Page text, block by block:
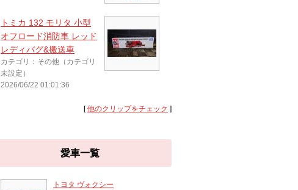
トミカ 132 モリタ 小型
オフロード消防車 レッド
レディバグ&搬送車
カテゴリ：その他（カテゴリ
未設定）
2026/06/22 01:01:36
[他のクリップをチェック ]
愛車一覧
トヨタ ヴォクシー